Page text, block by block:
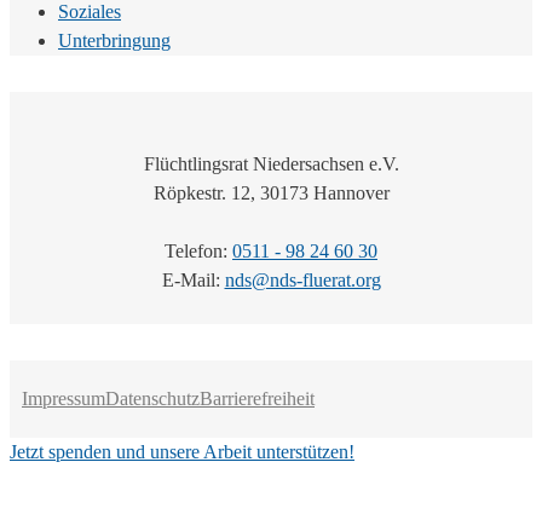
Soziales
Unterbringung
Flüchtlingsrat Niedersachsen e.V.
Röpkestr. 12, 30173 Hannover
Telefon: 0511 - 98 24 60 30
E-Mail: nds@nds-fluerat.org
ImpressumDatenschutzBarrierefreiheit
Jetzt spenden und unsere Arbeit unterstützen!